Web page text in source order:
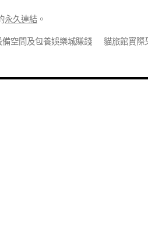
永久連結 。
空間及包養娛樂城賺錢
貓旅館實際